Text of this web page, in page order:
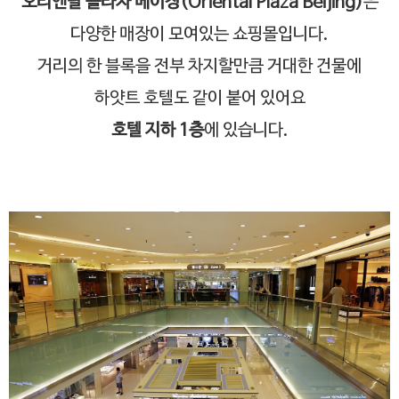
다양한 매장이 모여있는 쇼핑몰입니다.
거리의 한 블록을 전부 차지할만큼 거대한 건물에
하얏트 호텔도 같이 붙어 있어요
호텔 지하 1층에 있습니다.